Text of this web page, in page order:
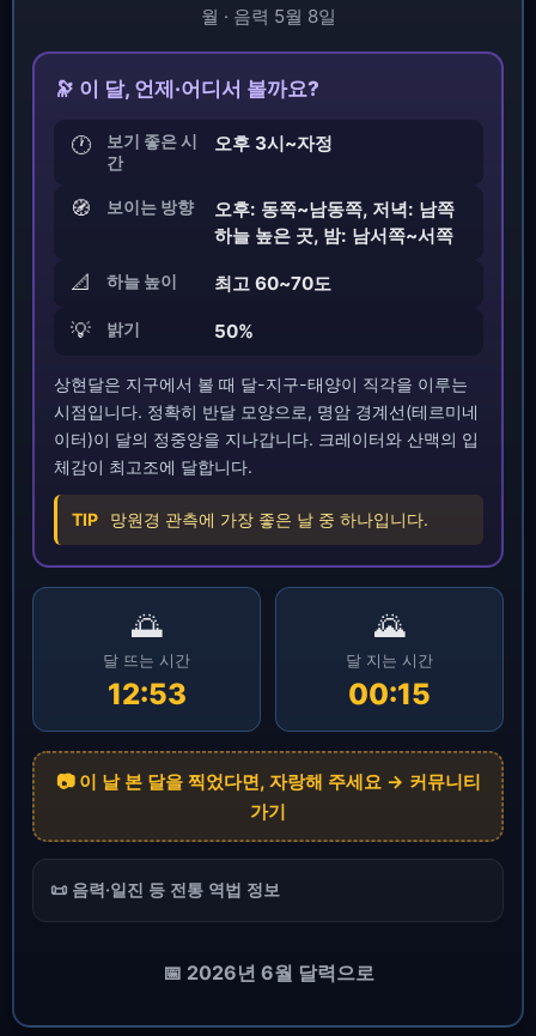
월 · 음력 5월 8일
🔭 이 달, 언제·어디서 볼까요?
🕐
보기 좋은 시
간
오후 3시~자정
🧭 보이는 방향
오후: 동쪽~남동쪽, 저녁: 남쪽
하늘 높은 곳, 밤: 남서쪽~서쪽
📐 하늘 높이 최고 60~70도
💡 밝기 50%
상현달은 지구에서 볼 때 달-지구-태양이 직각을 이루는
시점입니다. 정확히 반달 모양으로, 명암 경계선(테르미네
이터)이 달의 정중앙을 지나갑니다. 크레이터와 산맥의 입
체감이 최고조에 달합니다.
TIP 망원경 관측에 가장 좋은 날 중 하나입니다.
🌅
달 뜨는 시간
12:53
🌄
달 지는 시간
00:15
📷 이 날 본 달을 찍었다면, 자랑해 주세요 → 커뮤니티
가기
📜 음력·일진 등 전통 역법 정보
📅 2026년 6월 달력으로